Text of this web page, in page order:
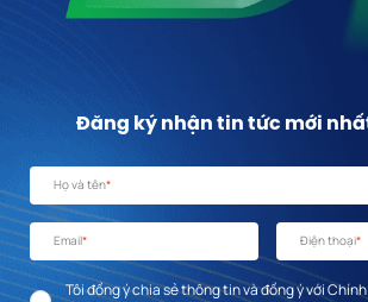
Đăng ký nhận tin tức mới nhất
Họ và tên*
Email* Điện thoại*
Tôi đồng ý chia sẻ thông tin và đồng ý với